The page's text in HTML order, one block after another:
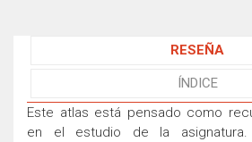
RESEÑA
ÍNDICE
Este atlas está pensado como
en el estudio de la